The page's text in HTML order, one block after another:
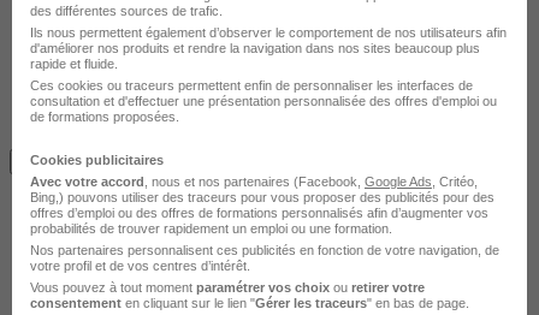
Je m'informe gratuitement
des différentes sources de trafic.
Ils nous permettent également d’observer le comportement de nos utilisateurs afin
d'améliorer nos produits et rendre la navigation dans nos sites beaucoup plus
rapide et fluide.
Ces cookies ou traceurs permettent enfin de personnaliser les interfaces de
consultation et d'effectuer une présentation personnalisée des offres d'emploi ou
de formations proposées.
Cookies publicitaires
Avec votre accord , nous et nos partenaires (Facebook, Google Ads , Critéo,
Bing,) pouvons utiliser des traceurs pour vous proposer des publicités pour des
offres d’emploi ou des offres de formations personnalisés afin d’augmenter vos
probabilités de trouver rapidement un emploi ou une formation.
Nos partenaires personnalisent ces publicités en fonction de votre navigation, de
votre profil et de vos centres d’intérêt.
Vous pouvez à tout moment paramétrer vos choix ou retirer votre
consentement en cliquant sur le lien "Gérer les traceurs" en bas de page.